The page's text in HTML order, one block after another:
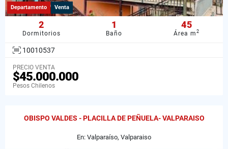
Departamento Venta
2
Dormitorios
1
Baño
45
Área m2
10010537
PRECIO VENTA
$45.000.000
Pesos Chilenos
OBISPO VALDES - PLACILLA DE PEÑUELA- VALPARAISO
En: Valparaíso, Valparaiso